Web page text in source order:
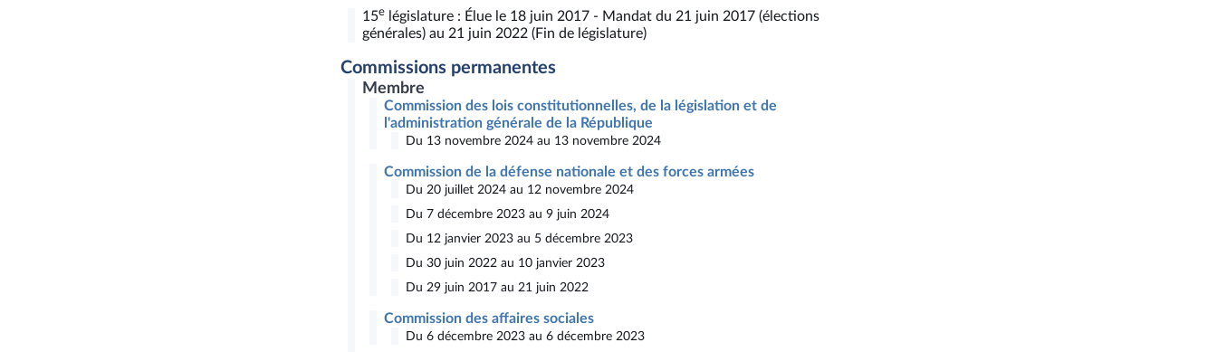
15e législature : Élue le 18 juin 2017 - Mandat du 21 juin 2017 (élections
générales) au 21 juin 2022 (Fin de législature)
Commissions permanentes
Membre
Commission des lois constitutionnelles, de la législation et de
l'administration générale de la République
Du 13 novembre 2024 au 13 novembre 2024
Commission de la défense nationale et des forces armées
Du 20 juillet 2024 au 12 novembre 2024
Du 7 décembre 2023 au 9 juin 2024
Du 12 janvier 2023 au 5 décembre 2023
Du 30 juin 2022 au 10 janvier 2023
Du 29 juin 2017 au 21 juin 2022
Commission des affaires sociales
Du 6 décembre 2023 au 6 décembre 2023